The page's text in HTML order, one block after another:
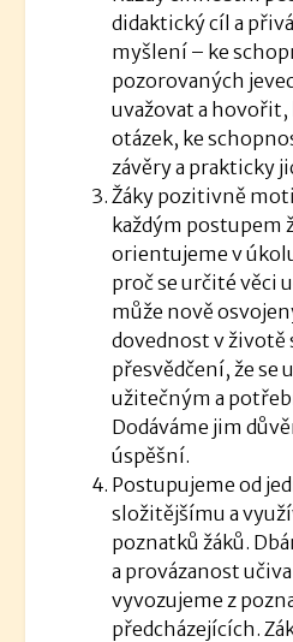
didaktický cíl a
myšlení – ke
pozorovaných
uvažovat a
otázek, ke
závěry a prakticky
Žáky pozitivně
každým postupem
orientujeme v
proč se určité věci
může nově
dovednost v životě
přesvědčení, že se
užitečným a
Dodáváme jim
úspěšní.
Postupujeme od
složitějšímu a
poznatků žáků.
a provázanost
vyvozujeme z
předcházejících.